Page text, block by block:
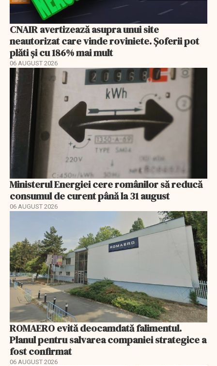
CNAIR avertizează asupra unui site
neautorizat care vinde roviniete. Șoferii pot
plăti și cu 186% mai mult
06 AUGUST 2026
Ministerul Energiei cere românilor să reducă
consumul de curent până la 31 august
06 AUGUST 2026
ROMAERO evită deocamdată falimentul.
Planul pentru salvarea companiei strategice a
fost confirmat
06 AUGUST 2026